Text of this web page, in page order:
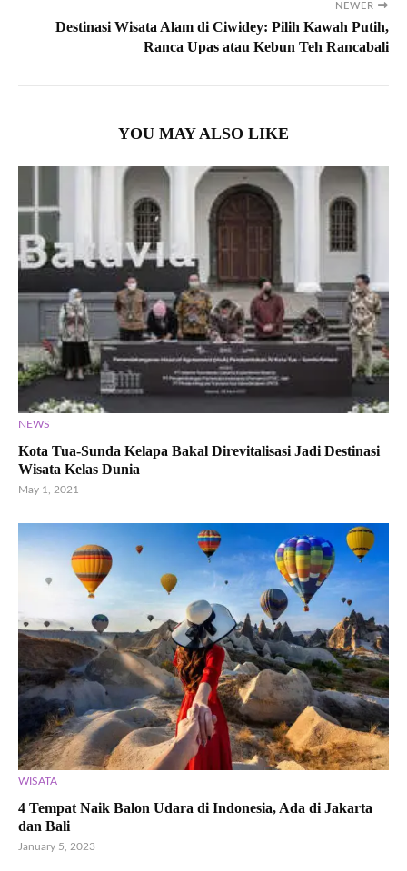
NEWER
Destinasi Wisata Alam di Ciwidey: Pilih Kawah Putih,
Ranca Upas atau Kebun Teh Rancabali
YOU MAY ALSO LIKE
NEWS
Kota Tua-Sunda Kelapa Bakal Direvitalisasi Jadi Destinasi
Wisata Kelas Dunia
May 1, 2021
WISATA
4 Tempat Naik Balon Udara di Indonesia, Ada di Jakarta
dan Bali
January 5, 2023